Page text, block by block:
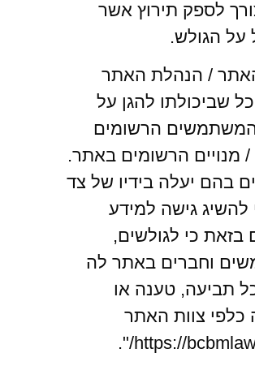
לספק תירוץ אשר
על הגולש.
/ הנהלת האתר
שביכולתו להגן על
הרשומים
מנויים הרשומים באתר.
בהם יעלה בידיו של צד
להשיג גישה למידע
בזאת כי לגולשים,
וחברים באתר לה
תביעה, טענה או
כלפי צוות האתר